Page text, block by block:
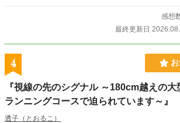
nbun_melon 番外編にするまでもな
です。甘かったり愛が重すぎてちょ
感想
最終更新日
4
『視線の先のシグナル ～180cm越えの
ランニングコースで迫られています～』
透子（とおるこ）